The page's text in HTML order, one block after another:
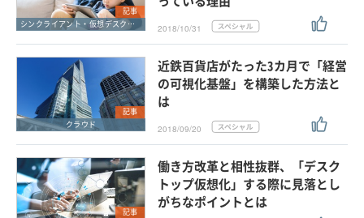
記事
シンクライアント・仮想デスクトップ
2018/10/31
記事
クラウド
近鉄百貨店がたった3カ月で「経営
の可視化基盤」を構築した方法と
は
2018/09/20
記事
働き方改革と相性抜群、「デスク
トップ仮想化」する際に見落とし
がちなポイントとは